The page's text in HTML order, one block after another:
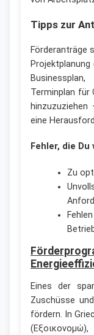
Tipps zur
Förderanträge
Terminplan für
eine
Fehler, die
Zu
Eines der
Zuschüsse
fördern. In